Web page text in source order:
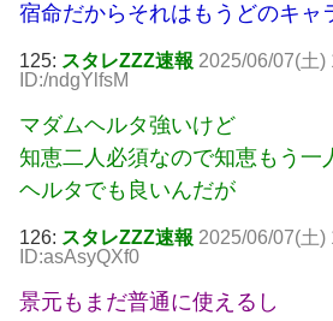
宿命だからそれはもうどのキャ
125: スタレZZZ速報 2025/06/07(土)
ID:/ndgYlfsM
マダムヘルタ強いけど
知恵二人必須なので知恵もう一
ヘルタでも良いんだが
126: スタレZZZ速報 2025/06/07(土)
ID:asAsyQXf0
景元もまだ普通に使えるし